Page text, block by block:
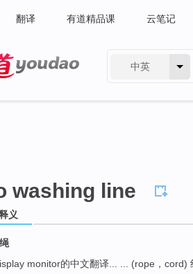
翻译 有道精品课 云笔记
中英
washing line
义
monitor的中文翻译... ... (rope，